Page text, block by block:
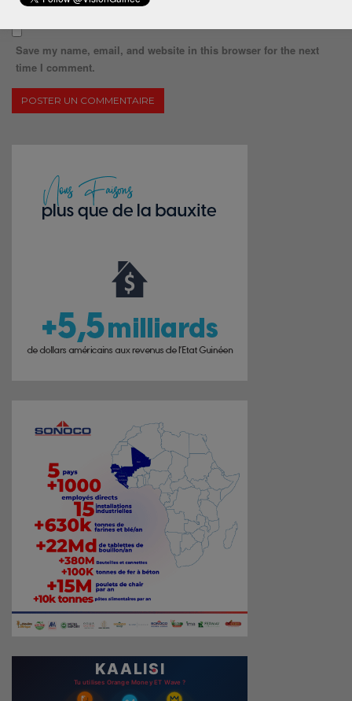
Save my name, email, and website in this browser for the next
time I comment.